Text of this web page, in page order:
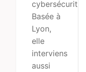
cybersécurité.
Basée à
Lyon,
elle
interviens
aussi